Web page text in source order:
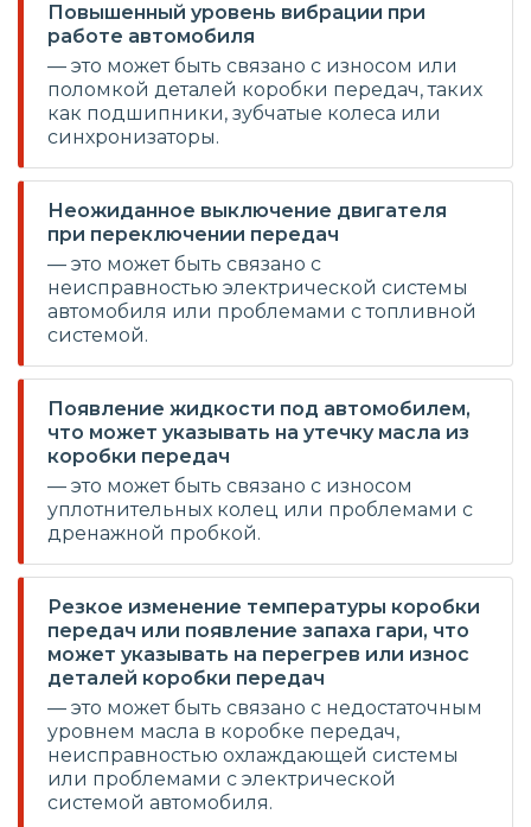
Повышенный уровень вибрации при
работе автомобиля
— это может быть связано с износом или
поломкой деталей коробки передач, таких
как подшипники, зубчатые колеса или
синхронизаторы.
Неожиданное выключение двигателя
при переключении передач
— это может быть связано с
неисправностью электрической системы
автомобиля или проблемами с топливной
системой.
Появление жидкости под автомобилем,
что может указывать на утечку масла из
коробки передач
— это может быть связано с износом
уплотнительных колец или проблемами с
дренажной пробкой.
Резкое изменение температуры коробки
передач или появление запаха гари, что
может указывать на перегрев или износ
деталей коробки передач
— это может быть связано с недостаточным
уровнем масла в коробке передач,
неисправностью охлаждающей системы
или проблемами с электрической
системой автомобиля.